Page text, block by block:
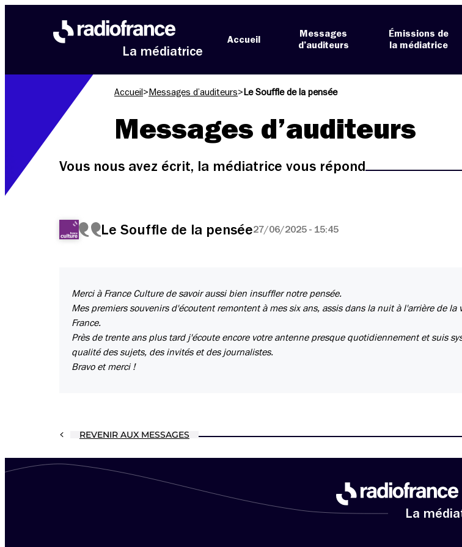
La médiatrice
Accueil
Messages
d’auditeurs
Émissions de
la médiatrice
Accueil > Messages d’auditeurs> Le Souffle de la pensée
Messages d’auditeurs
Vous nous avez écrit, la médiatrice vous répond
Le Souffle de la pensée27/06/2025 - 15:45
Merci à France Culture de savoir aussi bien insuffler notre pensée.
Mes premiers souvenirs d'écoutent remontent à mes six ans, assis dans la nuit à l'arrière de la
France.
Près de trente ans plus tard j'écoute encore votre antenne presque quotidiennement et suis
qualité des sujets, des invités et des journalistes.
Bravo et merci !
REVENIR AUX MESSAGES
La